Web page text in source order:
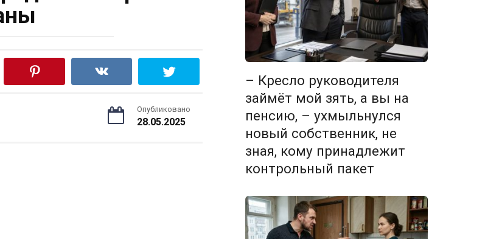
Опубликовано
28.05.2025
– Кресло руководителя
займёт мой зять, а вы на
пенсию, – ухмыльнулся
новый собственник, не
зная, кому принадлежит
контрольный пакет